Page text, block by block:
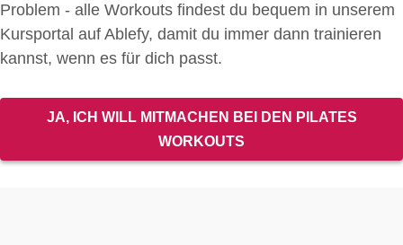
Problem - alle Workouts findest du bequem in unserem
Kursportal auf Ablefy, damit du immer dann trainieren
kannst, wenn es für dich passt.
JA, ICH WILL MITMACHEN BEI DEN PILATES
WORKOUTS